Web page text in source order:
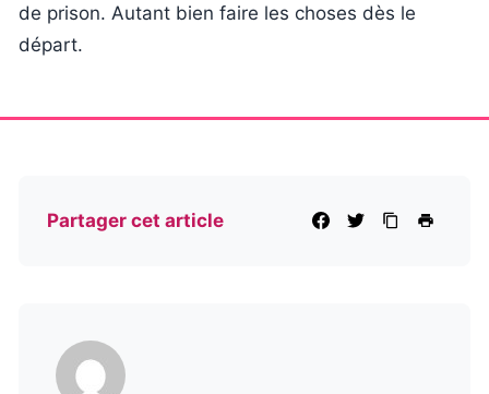
de prison. Autant bien faire les choses dès le
départ.
Partager cet article